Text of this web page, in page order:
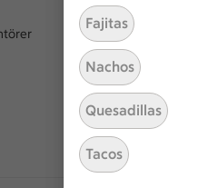
Fajitas
Nachos
Quesadillas
Tacos